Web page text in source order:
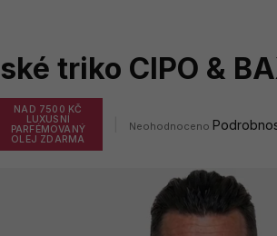
triko CIPO &
NAD 7500 KČ
LUXUSNÍ
PARFÉMOVANÝ
OLEJ ZDARMA
Průměrné
Neohodnoceno